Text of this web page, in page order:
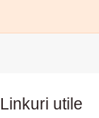
Linkuri utile